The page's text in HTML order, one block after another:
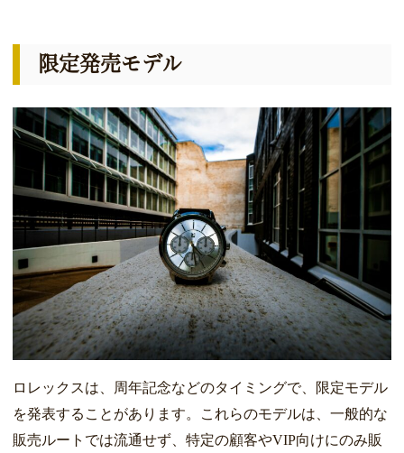
限定発売モデル
ロレックスは、周年記念などのタイミングで、限定モデル
を発表することがあります。これらのモデルは、一般的な
販売ルートでは流通せず、特定の顧客やVIP向けにのみ販